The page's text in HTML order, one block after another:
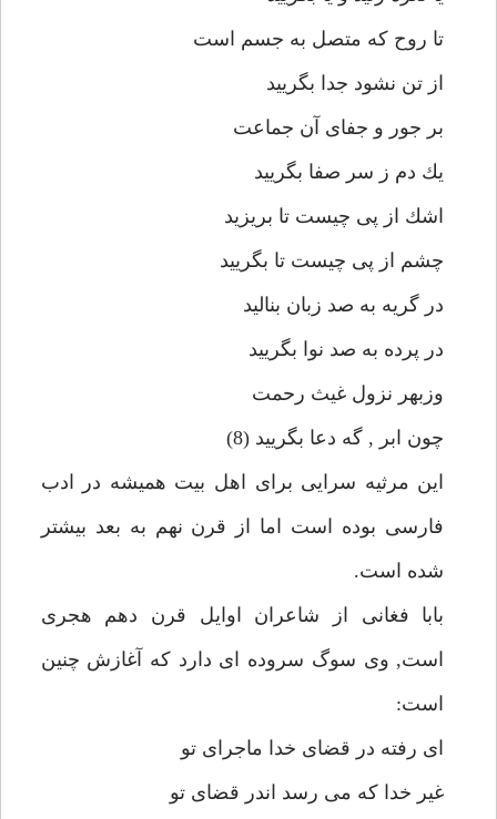
تا روح كه متصل به جسم است
از تن نشود جدا بگرييد
بر جور و جفاى آن جماعت
يك دم ز سر صفا بگرييد
اشك از پى چيست تا بريزيد
چشم از پى چيست تا بگرييد
در گريه به صد زبان بناليد
در پرده به صد نوا بگرييد
وزبهر نزول غيث رحمت
چون ابر , گه دعا بگرييد (8)
اين مرثيه سرايى براى اهل بيت هميشه در ادب
فارسى بوده است اما از قرن نهم به بعد بيشتر
شده است.
بابا فغانى از شاعران اوايل قرن دهم هجرى
است, وى سوگ سروده اى دارد كه آغازش چنين
است:
اى رفته در قضاى خدا ماجراى تو
غير خدا كه مى رسد اندر قضاى تو